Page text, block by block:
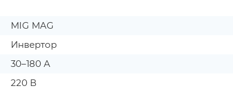
MIG MAG
Инвертор
30–180 А
220 В